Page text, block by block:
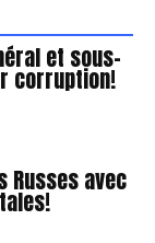
et sous-
corruption!
Russes avec